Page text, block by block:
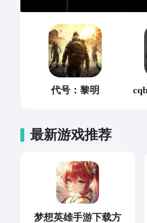
代号：黎明
最新游戏推荐
梦想英雄手游下载方